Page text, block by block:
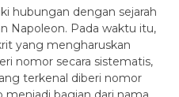
hubungan dengan sejarah
Napoleon. Pada waktu itu,
yang mengharuskan
nomor secara sistematis,
terkenal diberi nomor